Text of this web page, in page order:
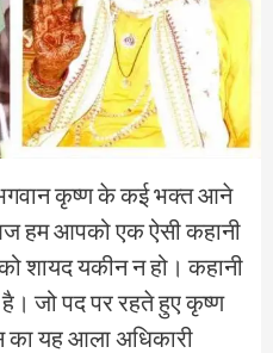
कृष्ण के कई भक्त आने
हम आपको एक ऐसी कहानी
शायद यकीन न हो। कहानी
जो पद पर रहते हुए कृष्ण
का यह आला अधिकारी